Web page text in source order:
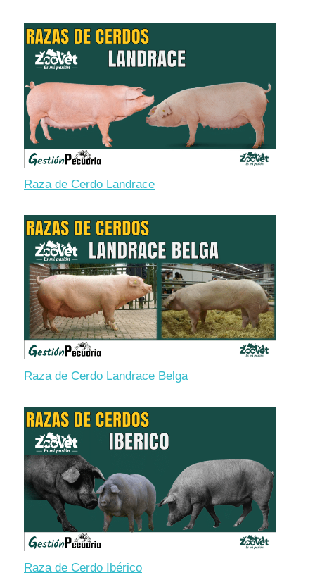
Raza de Cerdo Landrace
Raza de Cerdo Landrace Belga
Raza de Cerdo Ibérico